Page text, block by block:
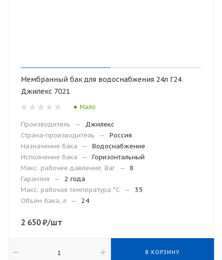
Мембранный бак для водоснабжения 24л Г24
Джилекс 7021
Мало
Производитель —
Джилекс
Страна-производитель
—
Россия
Назначение бака
—
Водоснабжение
Исполнение бака
—
Горизонтальный
Макс. рабочее давление, Bar
—
8
Гарантия
—
2 года
Макc. рабочая температура °С
—
35
Объём бака, л
— 24
2 650₽/шт
В КОРЗИНУ